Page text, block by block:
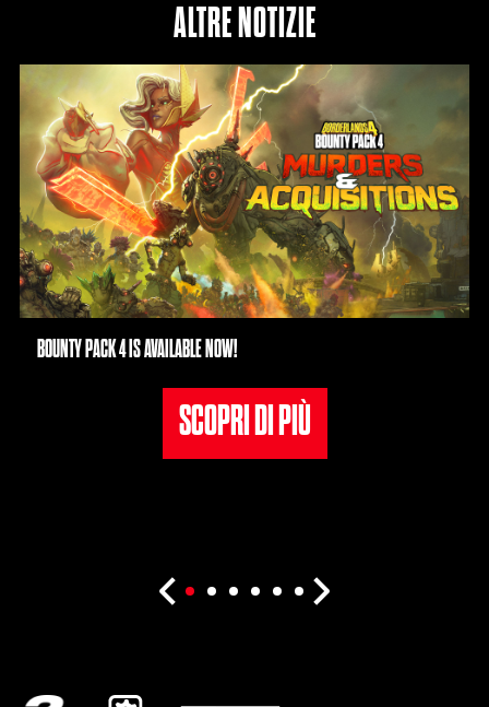
ALTRE NOTIZIE
BOUNTY PACK 4 IS AVAILABLE NOW!
SCOPRI DI PIÙ